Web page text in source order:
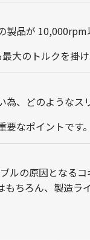
品が 10,000rpm
大のトルクを掛け
、どのようなス
なポイントです。
ルの原因となる
ちろん、製造ラ